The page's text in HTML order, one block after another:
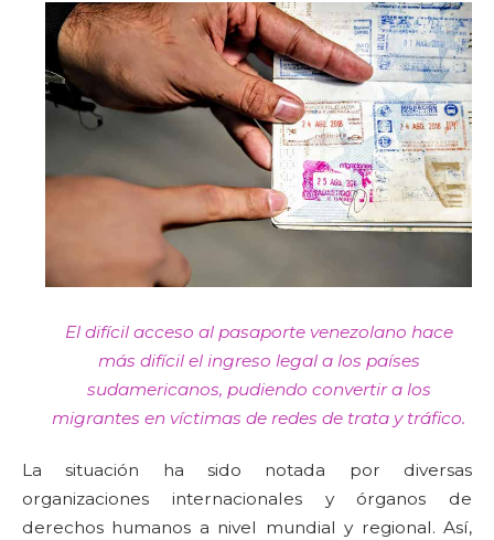
El difícil acceso al pasaporte venezolano hace
más difícil el ingreso legal a los países
sudamericanos, pudiendo convertir a los
migrantes en víctimas de redes de trata y tráfico.
La situación ha sido notada por diversas
organizaciones internacionales y órganos de
derechos humanos a nivel mundial y regional. Así,